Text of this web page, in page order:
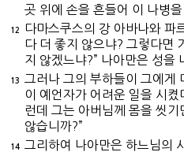
곳 위에 손을 흔들어 이 나병
12
다마스쿠스의 강 아바나와 파
다 더 좋지 않으냐? 그렇다면
지 않겠느냐?” 나아만은 성을
13
그러나 그의 부하들이 그에게
이 예언자가 어려운 일을 시
런데 그는 아버님께 몸을 씻기
않습니까?”
14
그리하여 나아만은 하느님의